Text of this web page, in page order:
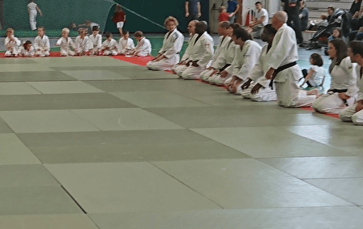
Exporter les lignes sélectionnées
Exporter toutes les colonnes
Exporter uniquement les colonnes affichées
Menu
Ajoutez un logo, un bouton, des réseaux sociaux
Cliquez pour éditer